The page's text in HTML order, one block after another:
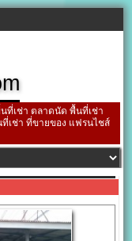
ที่เช่า ตลาดนัด พื้นที่เช่า
เช่า ที่ขายของ แฟรนไชส์